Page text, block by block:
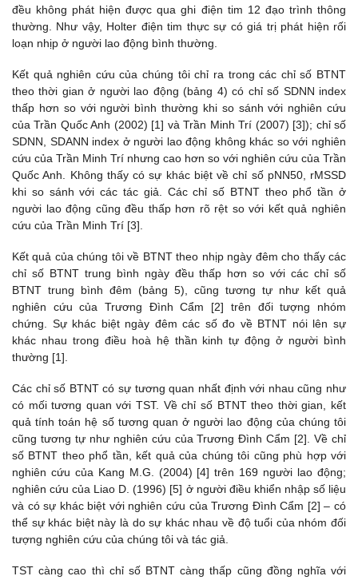
đều không phát hiện được qua ghi điện tim 12 đạo trình thông
thường. Như vậy, Holter điện tim thực sự có giá trị phát hiện rối
loạn nhịp ở người lao động bình thường.
Kết quả nghiên cứu của chúng tôi chỉ ra trong các chỉ số BTNT
theo thời gian ở người lao động (bảng 4) có chỉ số SDNN index
thấp hơn so với người bình thường khi so sánh với nghiên cứu
của Trần Quốc Anh (2002) [1] và Trần Minh Trí (2007) [3]); chỉ số
SDNN, SDANN index ở người lao động không khác so với nghiên
cứu của Trần Minh Trí nhưng cao hơn so với nghiên cứu của Trần
Quốc Anh. Không thấy có sự khác biệt về chỉ số pNN50, rMSSD
khi so sánh với các tác giả. Các chỉ số BTNT theo phổ tần ở
người lao động cũng đều thấp hơn rõ rệt so với kết quả nghiên
cứu của Trần Minh Trí [3].
Kết quả của chúng tôi về BTNT theo nhịp ngày đêm cho thấy các
chỉ số BTNT trung bình ngày đều thấp hơn so với các chỉ số
BTNT trung bình đêm (bảng 5), cũng tương tự như kết quả
nghiên cứu của Trương Đình Cẩm [2] trên đối tượng nhóm
chứng. Sự khác biệt ngày đêm các số đo về BTNT nói lên sự
khác nhau trong điều hoà hệ thần kinh tự động ở người bình
thường [1].
Các chỉ số BTNT có sự tương quan nhất định với nhau cũng như
có mối tương quan với TST. Về chỉ số BTNT theo thời gian, kết
quả tính toán hệ số tương quan ở người lao động của chúng tôi
cũng tương tự như nghiên cứu của Trương Đình Cẩm [2]. Về chỉ
số BTNT theo phổ tần, kết quả của chúng tôi cũng phù hợp với
nghiên cứu của Kang M.G. (2004) [4] trên 169 người lao động;
nghiên cứu của Liao D. (1996) [5] ở người điều khiển nhập số liệu
và có sự khác biệt với nghiên cứu của Trương Đình Cẩm [2] – có
thể sự khác biệt này là do sự khác nhau về độ tuổi của nhóm đối
tượng nghiên cứu của chúng tôi và tác giả.
TST càng cao thì chỉ số BTNT càng thấp cũng đồng nghĩa với